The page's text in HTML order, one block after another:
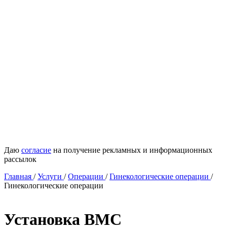
Даю согласие на получение рекламных и информационных
рассылок
Главная /Услуги /Операции /Гинекологические операции /
Гинекологические операции
Установка ВМС